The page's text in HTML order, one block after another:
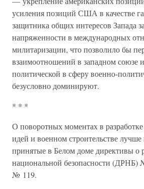
усиления позиций США в качестве
защитника общих интересов Запада
напряженности в международных
милитаризации, что позволило бы
взаимоотношений в западном союзе
политической в сферу военно-
безусловно доминируют.
* * *
О поворотных моментах в разработке
идей и военном строительстве лучше
принятые в Белом доме директивы о
национальной безопасности
№ 119.